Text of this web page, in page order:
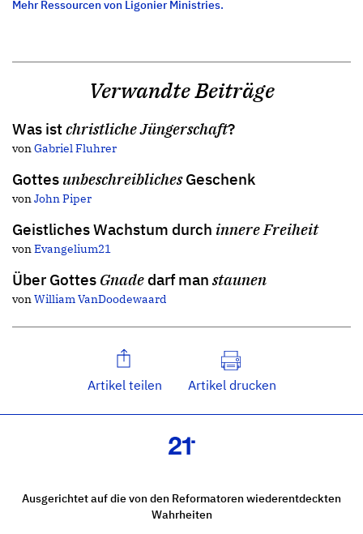
Mehr Ressourcen von Ligonier Ministries.
Verwandte Beiträge
Was istchristliche Jüngerschaft?
von Gabriel Fluhrer
Gottes unbeschreiblichesGeschenk
von John Piper
Geistliches Wachstum durch innere Freiheit
von Evangelium21
Über Gottes Gnade darf manstaunen
von William VanDoodewaard
Artikel teilen Artikel drucken
Ausgerichtet auf die von den Reformatoren wiederentdeckten
Wahrheiten